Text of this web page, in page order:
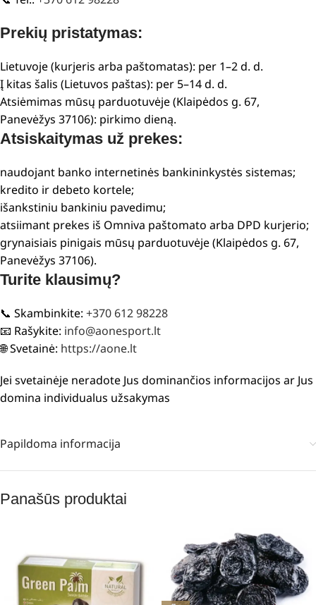
Prekių pristatymas:
Lietuvoje (kurjeris arba paštomatas): per 1–2 d. d.
Į kitas šalis (Lietuvos paštas): per 5–14 d. d.
Atsiėmimas mūsų parduotuvėje (Klaipėdos g. 67,
Panevėžys 37106): pirkimo dieną.
Atsiskaitymas už prekes:
naudojant banko internetinės bankininkystės sistemas;
kredito ir debeto kortele;
išankstiniu bankiniu pavedimu;
atsiimant prekes iš Omniva paštomato arba DPD kurjerio;
grynaisiais pinigais mūsų parduotuvėje (Klaipėdos g. 67,
Panevėžys 37106).
Turite klausimų?
📞 Skambinkite: +370 612 98228
📧 Rašykite: info@aonesport.lt
🌐 Svetainė: https://aone.lt
Jei svetainėje neradote Jus dominančios informacijos ar Jus
domina individualus užsakymas
Papildoma informacija
Panašūs produktai